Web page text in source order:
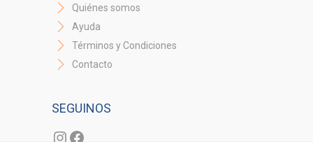
Quiénes somos
Ayuda
Términos y Condiciones
Contacto
SEGUINOS
Instagram
Facebook